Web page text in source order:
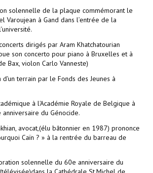
solennelle de la plaque commémorant le
Varoujean à Gand dans l’entrée de la
dirigés par Aram Khatchatourian
son concerto pour piano à Bruxelles et à
Bax, violon Carlo Vanneste)
d'un terrain par le Fonds des Jeunes à
à l'Académie Royale de Belgique à
du Génocide.
avocat,(élu bâtonnier en 1987) prononce
Caïn ? » à la rentrée du barreau de
solennelle du 60e anniversaire du